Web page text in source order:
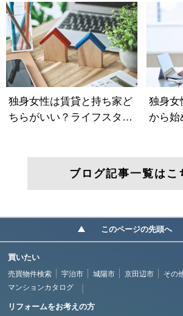
ブログ記事一覧はこ
このページの先頭へ
買いたい
売買物件検索 宇治市 城陽市 京田辺市
その
マンションカタログ
リフォームをお考えの方